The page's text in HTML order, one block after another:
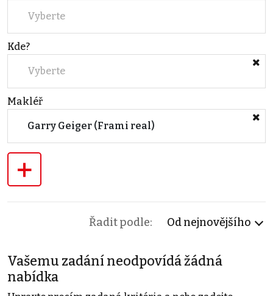
Vyberte
Kde?
Vyberte
Makléř
Garry Geiger (Frami real)
+
Řadit podle: Od nejnovějšího
Vašemu zadání neodpovídá žádná
nabídka